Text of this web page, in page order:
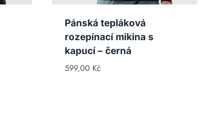
Pánská tepláková
rozepínací mikina s
kapucí – černá
599,00 Kč